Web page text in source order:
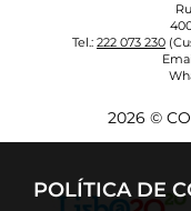
POLÍTICA DE
Tel.: 222 073 230
2026 ©